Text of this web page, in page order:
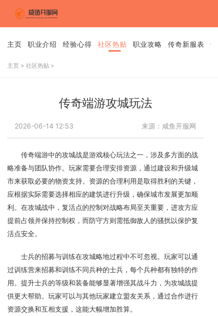
主页 职业介绍 经验心得 社区热贴 职业攻略 传奇新服表
主页 > 社区热贴 >
传奇端游攻城玩法
2026-06-14 12:53 来源：咸鱼开服网
传奇端游中的攻城战是游戏核心玩法之一，涉及多方面的战
略准备与团队协作。玩家需要合理安排资源，通过建设和升级城
市来获取必要的物资支持。资源的合理利用是取得胜利的关键，
应根据实际需要选择相应的建筑进行升级，确保城市发展更加顺
利。在攻城战中，复活点的控制对战略布局至关重要，进攻方应
提前占领并保持控制权，而防守方则需抵御敌人的骚扰以保护复
活点安全。
士兵的招募与训练在攻城略地过程中不可忽视。玩家可以通
过训练营来招募和训练不同兵种的士兵，每个兵种都有独特的作
用。提升士兵的等级和装备能够显著增强其战斗力，为攻城战提
供更大帮助。玩家可以与其他玩家建立盟友关系，通过合作进行
资源交换和互相支援，这能大幅增加胜算。